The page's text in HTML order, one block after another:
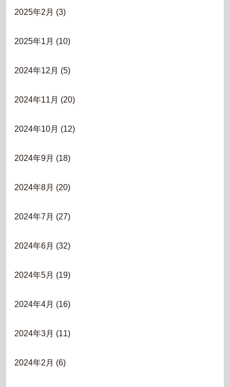
2025年2月 (3)
2025年1月 (10)
2024年12月 (5)
2024年11月 (20)
2024年10月 (12)
2024年9月 (18)
2024年8月 (20)
2024年7月 (27)
2024年6月 (32)
2024年5月 (19)
2024年4月 (16)
2024年3月 (11)
2024年2月 (6)